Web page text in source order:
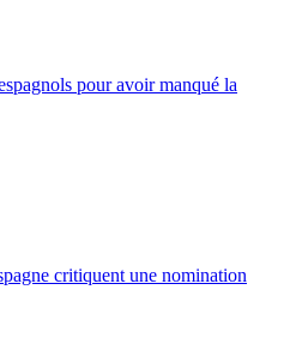
pour avoir manqué la
critiquent une nomination